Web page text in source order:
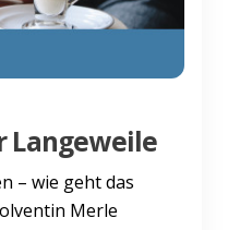
Langeweile
– wie geht das
Merle